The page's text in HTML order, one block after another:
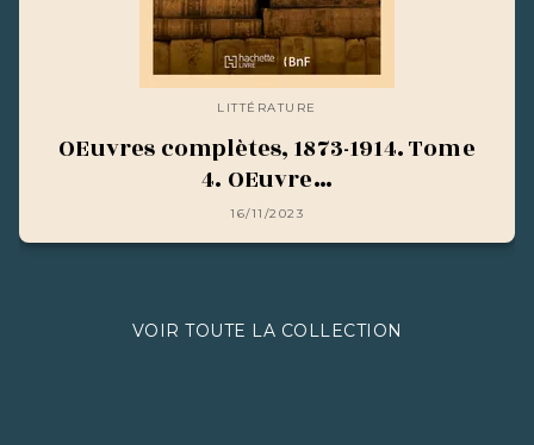
LITTÉRATURE
OEuvres complètes, 1873-1914. Tome
4. OEuvre…
16/11/2023
VOIR TOUTE LA COLLECTION